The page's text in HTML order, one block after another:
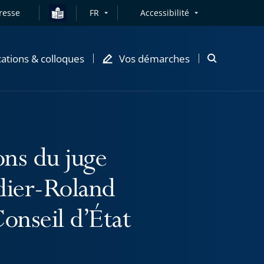
FR Accessibilité
& colloques Vos démarches
Ouvrir
du juge
Roland
d’État